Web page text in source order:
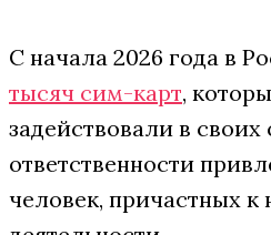
С начала 2026 года в
тысяч сим-карт,
задействовали в своих
ответственности
человек, причастных к